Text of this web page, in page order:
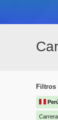
Filtros